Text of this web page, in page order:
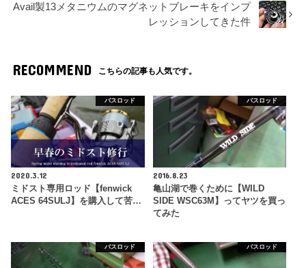
Avail製13メタニウムのマグネットブレーキをインプ
レッションしてきた件
RECOMMEND こちらの記事も人気です。
バスロッド
2020.3.12
ミドスト専用ロッド【fenwick
ACES 64SULJ】を購入して苦…
バスロッド
2016.8.23
亀山湖で巻くために【WILD
SIDE WSC63M】ってヤツを買っ
てみた
バスロッド バスロッド